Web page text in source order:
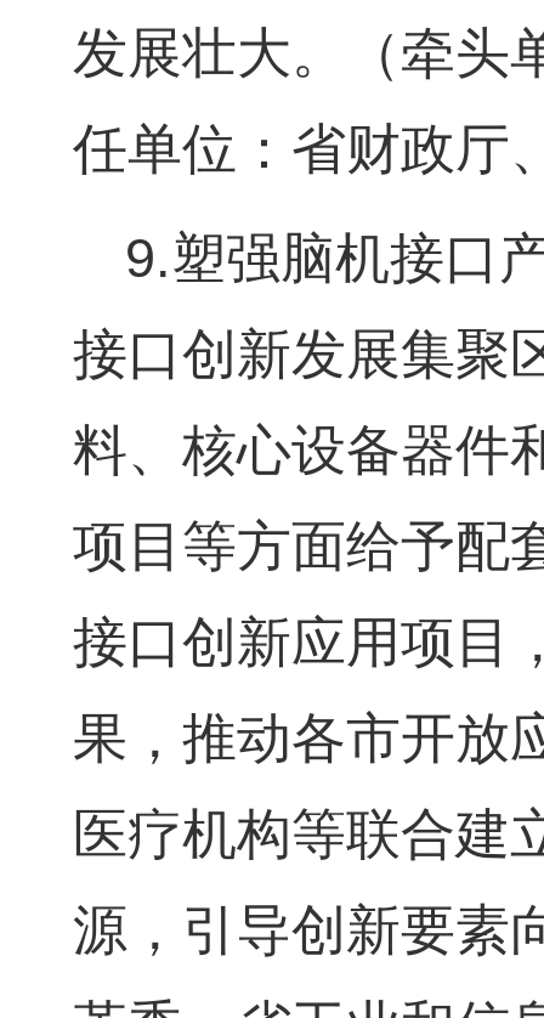
发展壮大。（牵头
任单位：省财政厅
9.塑强脑机接口
接口创新发展集聚
料、核心设备器件
项目等方面给予配
接口创新应用项目
果，推动各市开放
医疗机构等联合建
源，引导创新要素